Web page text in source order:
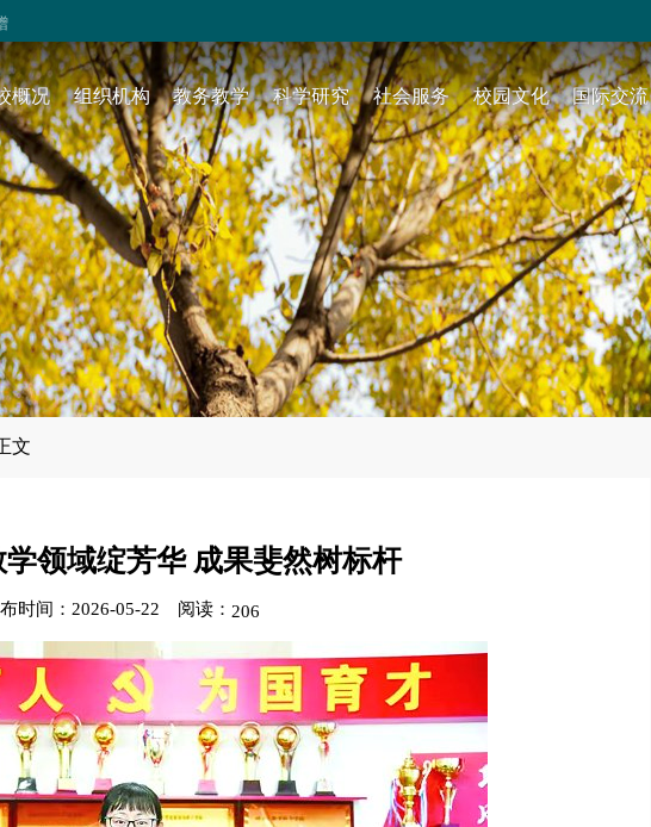
概况 组织机构 教务教学 科学研究 社会服务 校园文化 国际交流
文
领域绽芳华 成果斐然树标杆
时间：2026-05-22 阅读： 206